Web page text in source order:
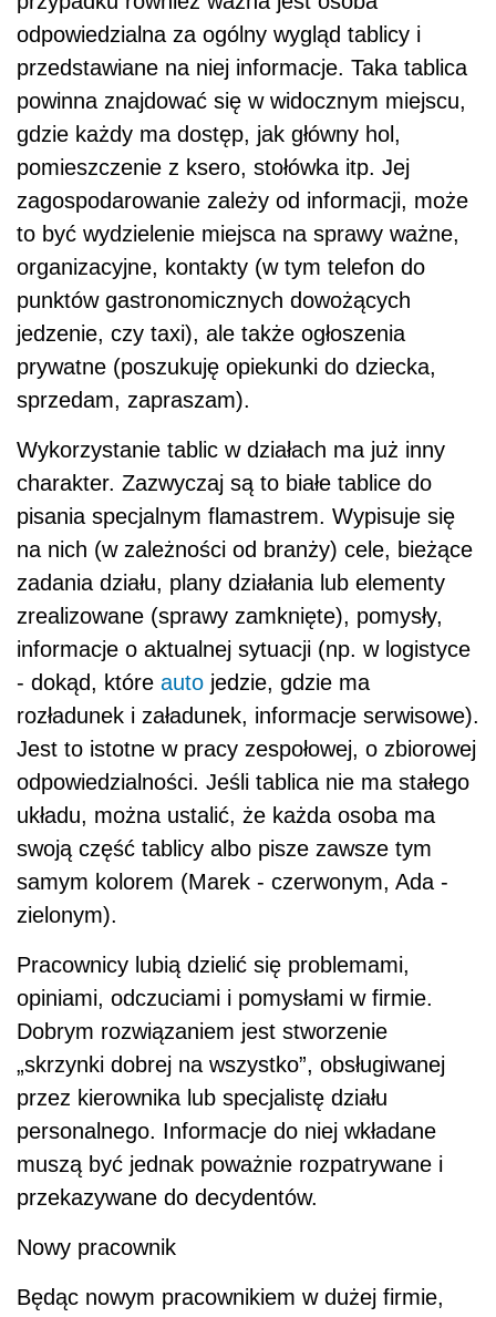
odpowiedzialna za ogólny wygląd tablicy i
przedstawiane na niej informacje. Taka tablica
powinna znajdować się w widocznym miejscu,
gdzie każdy ma dostęp, jak główny hol,
pomieszczenie z ksero, stołówka itp. Jej
zagospodarowanie zależy od informacji, może
to być wydzielenie miejsca na sprawy ważne,
organizacyjne, kontakty (w tym telefon do
punktów gastronomicznych dowożących
jedzenie, czy taxi), ale także ogłoszenia
prywatne (poszukuję opiekunki do dziecka,
sprzedam, zapraszam).
Wykorzystanie tablic w działach ma już inny
charakter. Zazwyczaj są to białe tablice do
pisania specjalnym flamastrem. Wypisuje się
na nich (w zależności od branży) cele, bieżące
zadania działu, plany działania lub elementy
zrealizowane (sprawy zamknięte), pomysły,
informacje o aktualnej sytuacji (np. w logistyce
- dokąd, które auto jedzie, gdzie ma
rozładunek i załadunek, informacje serwisowe).
Jest to istotne w pracy zespołowej, o zbiorowej
odpowiedzialności. Jeśli tablica nie ma stałego
układu, można ustalić, że każda osoba ma
swoją część tablicy albo pisze zawsze tym
samym kolorem (Marek - czerwonym, Ada -
zielonym).
Pracownicy lubią dzielić się problemami,
opiniami, odczuciami i pomysłami w firmie.
Dobrym rozwiązaniem jest stworzenie
„skrzynki dobrej na wszystko”, obsługiwanej
przez kierownika lub specjalistę działu
personalnego. Informacje do niej wkładane
muszą być jednak poważnie rozpatrywane i
przekazywane do decydentów.
Nowy pracownik
Będąc nowym pracownikiem w dużej firmie,